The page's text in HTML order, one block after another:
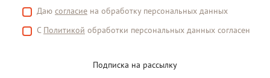
Даю согласие на обработку персональных данных
С Политикой обработки персональных данных согласен
Подписка на рассылку